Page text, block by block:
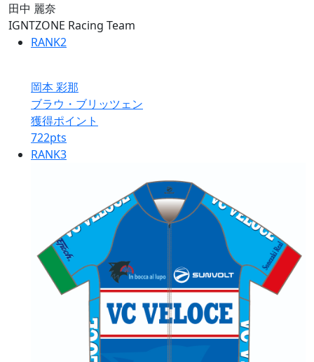
田中 麗奈
IGNTZONE Racing Team
RANK2
岡本 彩那
ブラウ・ブリッツェン
獲得ポイント
722pts
RANK3